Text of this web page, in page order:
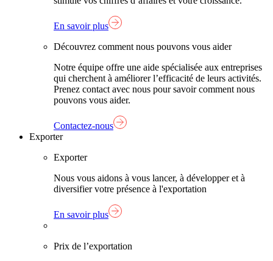
En savoir plus
Découvrez comment nous pouvons vous aider
Notre équipe offre une aide spécialisée aux entreprises
qui cherchent à améliorer l’efficacité de leurs activités.
Prenez contact avec nous pour savoir comment nous
pouvons vous aider.
Contactez-nous
Exporter
Exporter
Nous vous aidons à vous lancer, à développer et à
diversifier votre présence à l'exportation
En savoir plus
Prix de l’exportation